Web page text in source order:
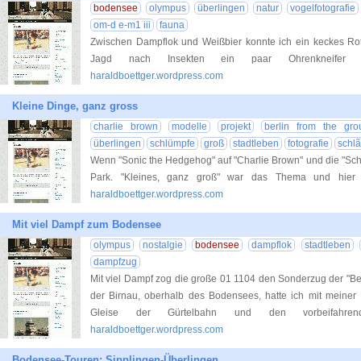
bodensee olympus überlingen natur
vogelfotografie
om-d e-m1 iii
fauna
Zwischen Dampflok und Weißbier konnte ich ein keckes
Jagd nach Insekten ein paar Ohrenkneifer
haraldboettger.wordpress.com
Kleine Dinge, ganz gross
charlie brown modelle projekt
berlin from the
überlingen
schlümpfe groß stadtleben fotografie
Wenn "Sonic the Hedgehog" auf "Charlie Brown" und die
Park. "Kleines, ganz groß" war das Thema und hier
haraldboettger.wordpress.com
Mit viel Dampf zum Bodensee
olympus nostalgie bodensee dampflok
stadtleben
dampfzug
Mit viel Dampf zog die große 01 1104 den Sonderzug der
der Birnau, oberhalb des Bodensees, hatte ich mit
Gleise der Gürtelbahn und den
haraldboettger.wordpress.com